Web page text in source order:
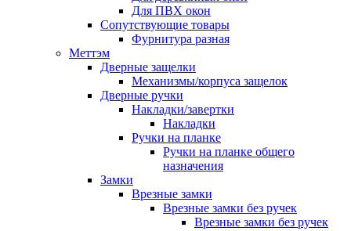
Для ПВХ окон
Сопутствующие товары
Фурнитура разная
Меттэм
Дверные защелки
Механизмы/корпуса защелок
Дверные ручки
Накладки/завертки
Накладки
Ручки на планке
Ручки на планке общего
назначения
Замки
Врезные замки
Врезные замки без ручек
Врезные замки без ручек